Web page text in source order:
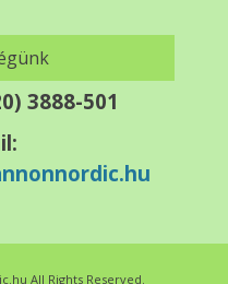
3888-501
All Rights Reserved.